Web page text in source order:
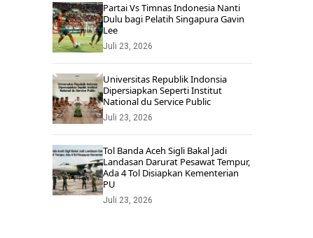
Partai Vs Timnas Indonesia Nanti
Dulu bagi Pelatih Singapura Gavin
Lee
Juli 23, 2026
Universitas Republik Indonsia
Dipersiapkan Seperti Institut
National du Service Public
Juli 23, 2026
Tol Banda Aceh Sigli Bakal Jadi
Landasan Darurat Pesawat Tempur,
Ada 4 Tol Disiapkan Kementerian
PU
Juli 23, 2026